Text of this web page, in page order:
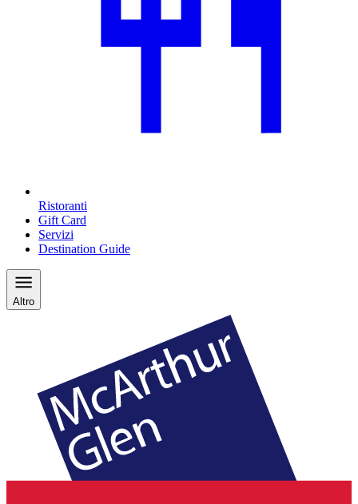
Ristoranti
Gift Card
Servizi
Destination Guide
Altro